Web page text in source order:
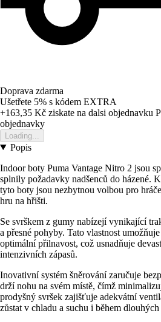
Doprava zdarma
Ušetřete 5% s kódem EXTRA
+163,35 Kč ziskate na dalsi objednavku
objednavky
Loading...
Popis
Indoor boty Puma Vantage Nitro 2 jsou
splnily požadavky nadšenců do házené.
tyto boty jsou nezbytnou volbou pro
hru na hřišti.
Se svrškem z gumy nabízejí vynikající
a přesné pohyby. Tato vlastnost
optimální přilnavost, což usnadňuje
intenzivních zápasů.
Inovativní systém šněrování zaručuje
drží nohu na svém místě, čímž
prodyšný svršek zajišťuje adekvátní
zůstat v chladu a suchu i během